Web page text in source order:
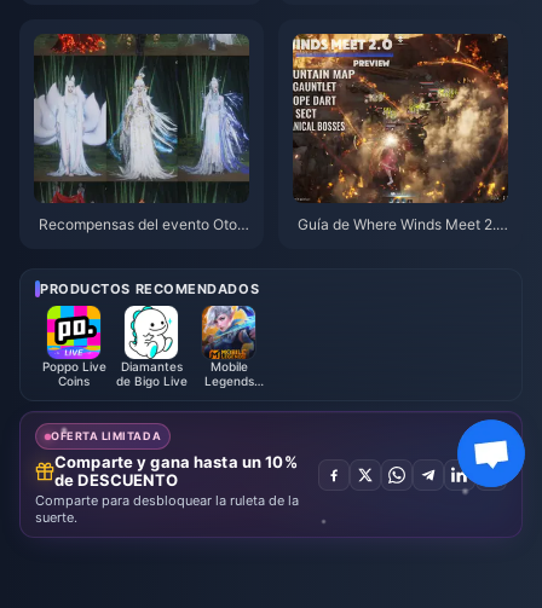
43?
6): costes, mejores paquetes y
recarga segura
Recompensas del evento Otoñ
mpleta, moneda y prioridad
Guía de Where Winds Meet 2.
PRODUCTOS RECOMENDADOS
Poppo Live
Coins
Diamantes
de Bigo Live
Mobile
Legends
OFERTA LIMITADA
Comparte y gana hasta un 10%
de DESCUENTO
Comparte para desbloquear la ruleta de la
suerte.